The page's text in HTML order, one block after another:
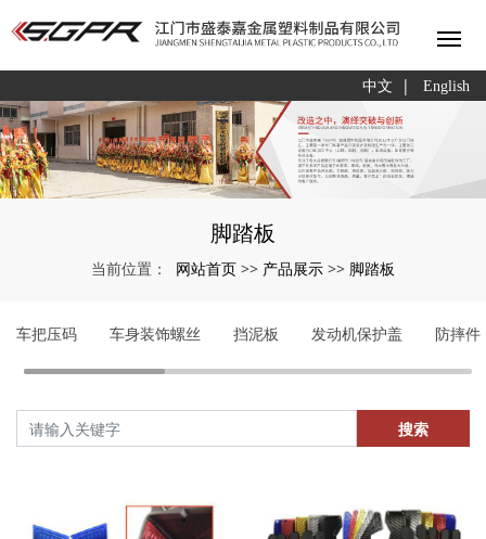
中文 | English
脚踏板
当前位置： 网站首页 >> 产品展示 >> 脚踏板
车把压码 车身装饰螺丝 挡泥板 发动机保护盖 防摔件
搜索